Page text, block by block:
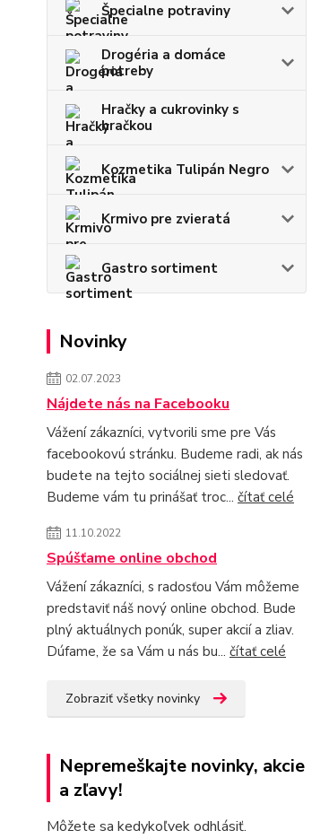
Špecialne potraviny
Drogéria a domáce
potreby
Hračky a cukrovinky s
hračkou
Kozmetika Tulipán Negro
Krmivo pre zvieratá
Gastro sortiment
Novinky
02.07.2023
Nájdete nás na Facebooku
Vážení zákazníci, vytvorili sme pre Vás
facebookovú stránku. Budeme radi, ak nás
budete na tejto sociálnej sieti sledovať.
Budeme vám tu prinášať troc... čítať celé
11.10.2022
Spúšťame online obchod
Vážení zákazníci, s radosťou Vám môžeme
predstaviť náš nový online obchod. Bude
plný aktuálnych ponúk, super akcií a zliav.
Dúfame, že sa Vám u nás bu... čítať celé
Zobraziť všetky novinky
Nepremeškajte novinky, akcie
a zľavy!
Môžete sa kedykoľvek odhlásiť.